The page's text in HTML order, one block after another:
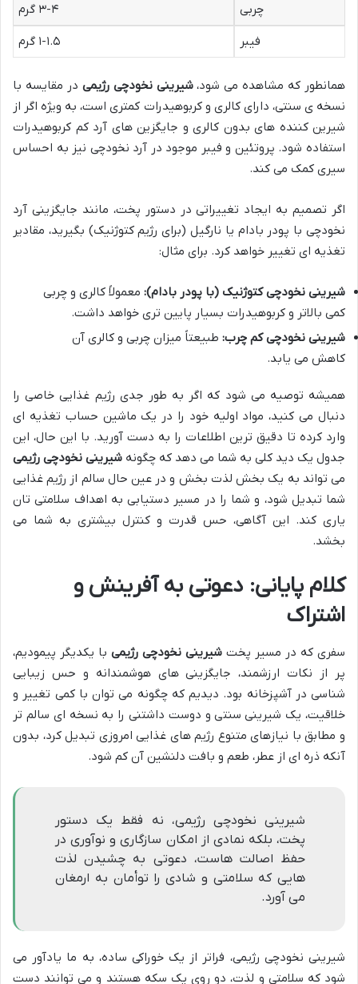
چربی
۳-۴ گرم
فیبر
۱-۱.۵ گرم
همانطور که مشاهده می شود،شیرینی نخودچی رژیمی در مقایسه با
نسخه ی سنتی، دارای کالری و کربوهیدرات کمتری است، به ویژه اگر از
شیرین کننده های بدون کالری و جایگزین های آرد کم کربوهیدرات
استفاده شود. پروتئین و فیبر موجود در آرد نخودچی نیز به احساس
سیری کمک می کند.
اگر تصمیم به ایجاد تغییراتی در دستور پخت، مانند جایگزینی آرد
نخودچی با پودر بادام یا نارگیل (برای رژیم کتوژنیک) بگیرید، مقادیر
تغذیه ای تغییر خواهد کرد. برای مثال:
شیرینی نخودچی کتوژنیک (با پودر بادام): معمولاً کالری و چربی
کمی بالاتر و کربوهیدرات بسیار پایین تری خواهد داشت.
شیرینی نخودچی کم چرب: طبیعتاً میزان چربی و کالری آن
کاهش می یابد.
همیشه توصیه می شود که اگر به طور جدی رژیم غذایی خاصی را
دنبال می کنید، مواد اولیه خود را در یک ماشین حساب تغذیه ای
وارد کرده تا دقیق ترین اطلاعات را به دست آورید. با این حال، این
جدول یک دید کلی به شما می دهد که چگونه شیرینی نخودچی رژیمی
می تواند به یک بخش لذت بخش و در عین حال سالم از رژیم غذایی
شما تبدیل شود، و شما را در مسیر دستیابی به اهداف سلامتی تان
یاری کند. این آگاهی، حس قدرت و کنترل بیشتری به شما می
بخشد.
کلام پایانی: دعوتی به آفرینش و
اشتراک
سفری که در مسیر پخت شیرینی نخودچی رژیمی با یکدیگر پیمودیم،
پر از نکات ارزشمند، جایگزینی های هوشمندانه و حس زیبایی
شناسی در آشپزخانه بود. دیدیم که چگونه می توان با کمی تغییر و
خلاقیت، یک شیرینی سنتی و دوست داشتنی را به نسخه ای سالم تر
و مطابق با نیازهای متنوع رژیم های غذایی امروزی تبدیل کرد، بدون
آنکه ذره ای از عطر، طعم و بافت دلنشین آن کم شود.
شیرینی نخودچی رژیمی، نه فقط یک دستور
پخت، بلکه نمادی از امکان سازگاری و نوآوری در
حفظ اصالت هاست، دعوتی به چشیدن لذت
هایی که سلامتی و شادی را توأمان به ارمغان
می آورد.
شیرینی نخودچی رژیمی، فراتر از یک خوراکی ساده، به ما یادآور می
شود که سلامتی و لذت، دو روی یک سکه هستند و می توانند دست